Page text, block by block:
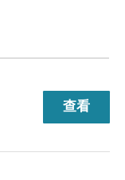
查看